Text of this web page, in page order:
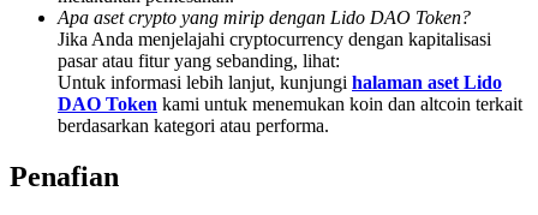
Exclusive for BitMart Users
Register & Trade to Win 500,000 USDT
Trade Gold & Silver · 33,333 USDT Bonus
Apa aset crypto yang mirip dengan Lido DAO Token?
Jika Anda menjelajahi cryptocurrency dengan kapitalisasi
pasar atau fitur yang sebanding, lihat:
Untuk informasi lebih lanjut, kunjungi halaman aset Lido
DAO Token kami untuk menemukan koin dan altcoin terkait
berdasarkan kategori atau performa.
Penafian